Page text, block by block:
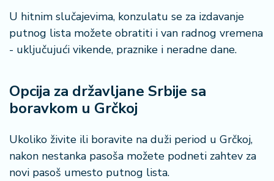
U hitnim slučajevima, konzulatu se za izdavanje
putnog lista možete obratiti i van radnog vremena
- uključujući vikende, praznike i neradne dane.
Opcija za državljane Srbije sa
boravkom u Grčkoj
Ukoliko živite ili boravite na duži period u Grčkoj,
nakon nestanka pasoša možete podneti zahtev za
novi pasoš umesto putnog lista.